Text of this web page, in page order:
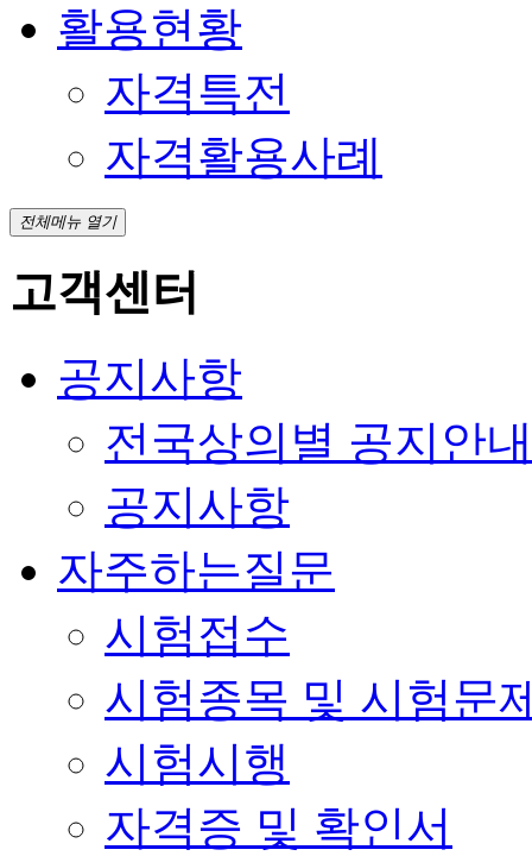
활용현황
자격특전
자격활용사례
전체메뉴 열기
고객센터
공지사항
전국상의별 공지안내
공지사항
자주하는질문
시험접수
시험종목 및 시험문
시험시행
자격증 및 확인서